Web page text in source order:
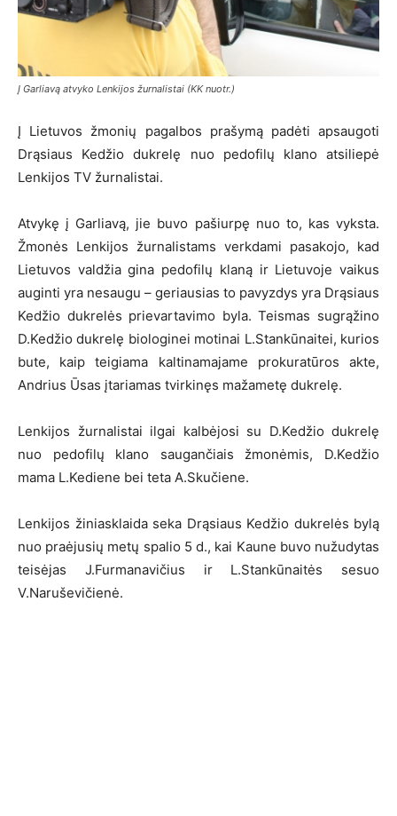
Į Garliavą atvyko Lenkijos žurnalistai (KK nuotr.)
Į Lietuvos žmonių pagalbos prašymą padėti apsaugoti
Drąsiaus Kedžio dukrelę nuo pedofilų klano atsiliepė
Lenkijos TV žurnalistai.
Atvykę į Garliavą, jie buvo pašiurpę nuo to, kas vyksta.
Žmonės Lenkijos žurnalistams verkdami pasakojo, kad
Lietuvos valdžia gina pedofilų klaną ir Lietuvoje vaikus
auginti yra nesaugu – geriausias to pavyzdys yra Drąsiaus
Kedžio dukrelės prievartavimo byla. Teismas sugrąžino
D.Kedžio dukrelę biologinei motinai L.Stankūnaitei, kurios
bute, kaip teigiama kaltinamajame prokuratūros akte,
Andrius Ūsas įtariamas tvirkinęs mažametę dukrelę.
Lenkijos žurnalistai ilgai kalbėjosi su D.Kedžio dukrelę
nuo pedofilų klano saugančiais žmonėmis, D.Kedžio
mama L.Kediene bei teta A.Skučiene.
Lenkijos žiniasklaida seka Drąsiaus Kedžio dukrelės bylą
nuo praėjusių metų spalio 5 d., kai Kaune buvo nužudytas
teisėjas J.Furmanavičius ir L.Stankūnaitės sesuo
V.Naruševičienė.